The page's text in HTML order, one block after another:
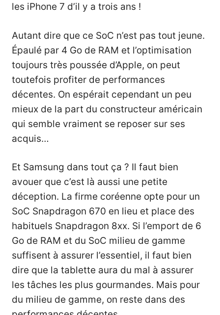
les iPhone 7 d’il y a trois ans !
Autant dire que ce SoC n’est pas tout jeune.
Épaulé par 4 Go de RAM et l’optimisation
toujours très poussée d’Apple, on peut
toutefois profiter de performances
décentes. On espérait cependant un peu
mieux de la part du constructeur américain
qui semble vraiment se reposer sur ses
acquis…
Et Samsung dans tout ça ? Il faut bien
avouer que c’est là aussi une petite
déception. La firme coréenne opte pour un
SoC Snapdragon 670 en lieu et place des
habituels Snapdragon 8xx. Si l’emport de 6
Go de RAM et du SoC milieu de gamme
suffisent à assurer l’essentiel, il faut bien
dire que la tablette aura du mal à assurer
les tâches les plus gourmandes. Mais pour
du milieu de gamme, on reste dans des